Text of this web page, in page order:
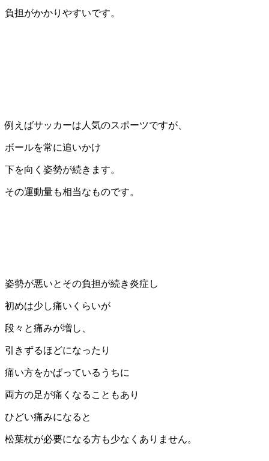
負担がかかりやすいです。
例えばサッカーは人気のスポーツですが、
ボールを常に追いかけ
下を向く姿勢が続きます。
その運動量も相当なものです。
姿勢が悪いとその負担が続き炎症し
初めは少し痛いくらいが
段々と痛みが増し、
引きずるほどになったり
痛い方をかばっているうちに
両方の足が痛くなることもあり
ひどい痛みになると
松葉杖が必要になる方も少なくありません。